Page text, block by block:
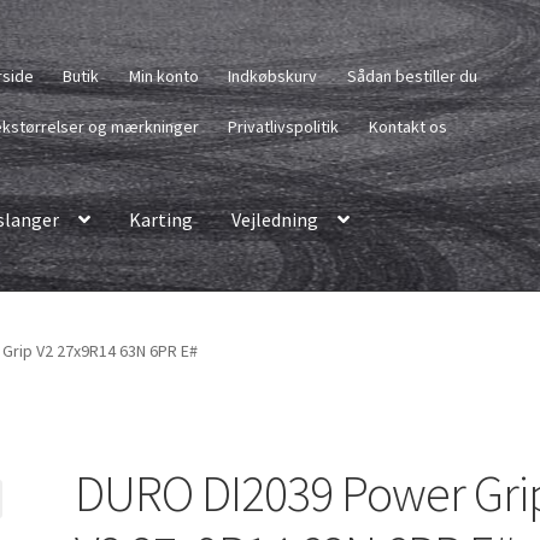
Butik Min konto Indkøbskurv Sådan bestiller du
og mærkninger Privatlivspolitik Kontakt os
Karting Vejledning
V2 27x9R14 63N 6PR E#
DURO DI2039 Power